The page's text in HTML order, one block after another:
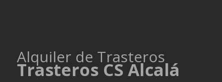
Alquiler de Trasteros
Trasteros CS Alcalá